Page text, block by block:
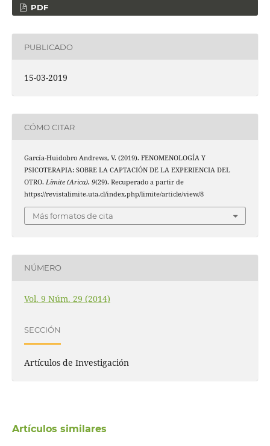
PDF
PUBLICADO
15-03-2019
CÓMO CITAR
García-Huidobro Andrews, V. (2019). FENOMENOLOGÍA Y
PSICOTERAPIA: SOBRE LA CAPTACIÓN DE LA EXPERIENCIA DEL
OTRO. Límite (Arica), 9(29). Recuperado a partir de
https://revistalimite.uta.cl/index.php/limite/article/view/8
Más formatos de cita
NÚMERO
Vol. 9 Núm. 29 (2014)
SECCIÓN
Artículos de Investigación
Artículos similares